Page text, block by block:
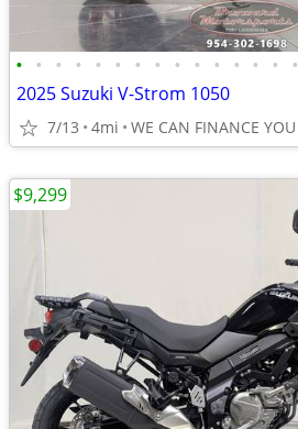
• • • • • • • • • • • • • • •
2025 Suzuki V-Strom 1050
7/13 4mi WE CAN FINANCE YOU
$9,299